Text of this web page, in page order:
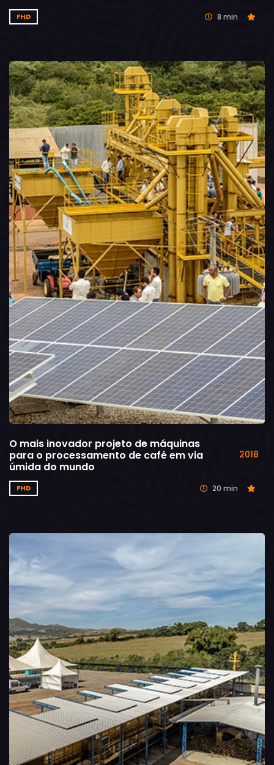
FHD 8 min
O mais inovador projeto de máquinas
para o processamento de café em via
úmida do mundo
2018
FHD 20 min